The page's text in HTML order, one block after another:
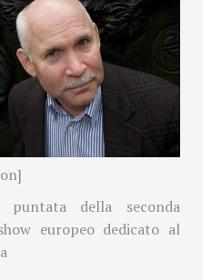
della seconda
europeo dedicato al